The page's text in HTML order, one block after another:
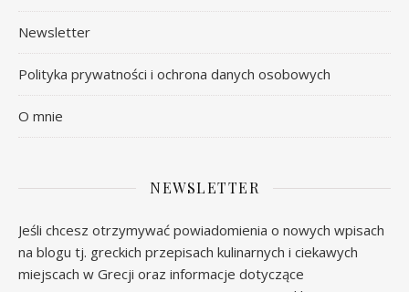
Newsletter
Polityka prywatności i ochrona danych osobowych
O mnie
NEWSLETTER
Jeśli chcesz otrzymywać powiadomienia o nowych wpisach
na blogu tj. greckich przepisach kulinarnych i ciekawych
miejscach w Grecji oraz informacje dotyczące